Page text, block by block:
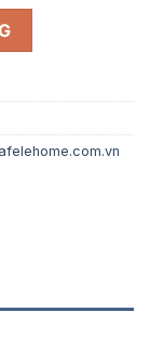
số lượng